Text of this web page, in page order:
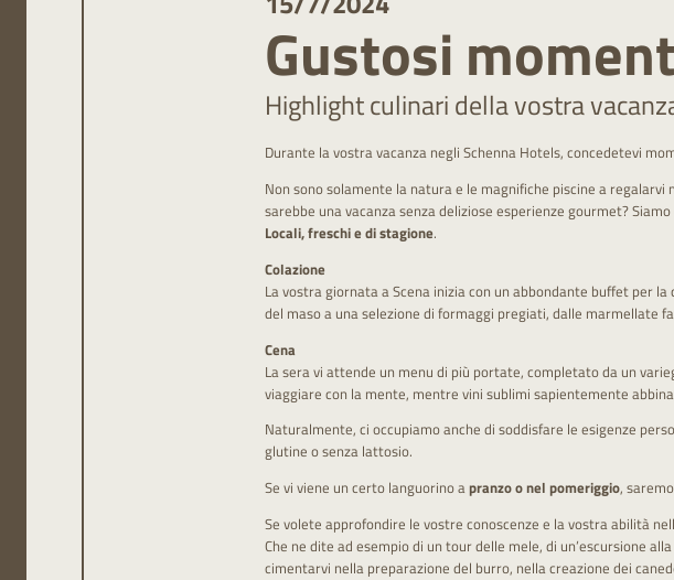
Gustosi
Highlight culinari della vostra
Durante la vostra vacanza negli Schenna Hotels, concedetevi
Non sono solamente la natura e le magnifiche piscine a regalarvi
sarebbe una vacanza senza deliziose esperienze gourmet?
Locali, freschi e di stagione.
Colazione
La vostra giornata a Scena inizia con un abbondante buffet per
del maso a una selezione di formaggi pregiati, dalle marmellate
Cena
La sera vi attende un menu di più portate, completato da un
viaggiare con la mente, mentre vini sublimi sapientemente
Naturalmente, ci occupiamo anche di soddisfare le esigenze
glutine o senza lattosio.
Se vi viene un certo languorino apranzo o nel pomeriggio,
Se volete approfondire le vostre conoscenze e la vostra abilità
Che ne dite ad esempio di un tour delle mele, di un’escursione
cimentarvi nella preparazione del burro, nella creazione dei